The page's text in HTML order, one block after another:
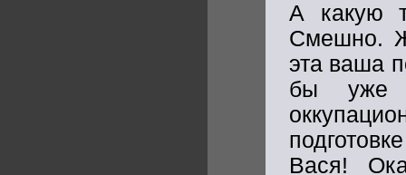
А какую
Смешно.
эта ваша
бы уже
Вася!